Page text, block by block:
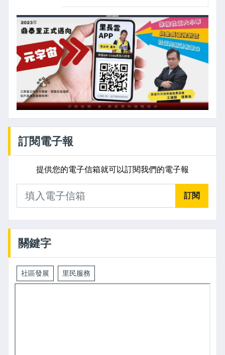
訂閱電子報
提供您的電子信箱就可以訂閱我們的電子報
訂閱
關鍵字
社區發展 里民服務